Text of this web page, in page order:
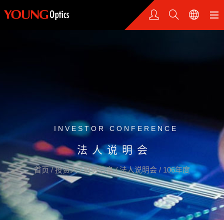
INVESTOR CONFERENCE
法人说明会
首页/ 投资人/ 财务信息/ 法人说明会 / 106年度